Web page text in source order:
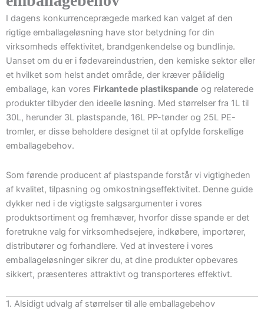
I dagens konkurrenceprægede marked kan valget af den
rigtige emballageløsning have stor betydning for din
virksomheds effektivitet, brandgenkendelse og bundlinje.
Uanset om du er i fødevareindustrien, den kemiske sektor eller
et hvilket som helst andet område, der kræver pålidelig
emballage, kan vores Firkantede plastikspande og relaterede
produkter tilbyder den ideelle løsning. Med størrelser fra 1L til
30L, herunder 3L plastspande, 16L PP-tønder og 25L PE-
tromler, er disse beholdere designet til at opfylde forskellige
emballagebehov.
Som førende producent af plastspande forstår vi vigtigheden
af kvalitet, tilpasning og omkostningseffektivitet. Denne guide
dykker ned i de vigtigste salgsargumenter i vores
produktsortiment og fremhæver, hvorfor disse spande er det
foretrukne valg for virksomhedsejere, indkøbere, importører,
distributører og forhandlere. Ved at investere i vores
emballageløsninger sikrer du, at dine produkter opbevares
sikkert, præsenteres attraktivt og transporteres effektivt.
1. Alsidigt udvalg af størrelser til alle emballagebehov